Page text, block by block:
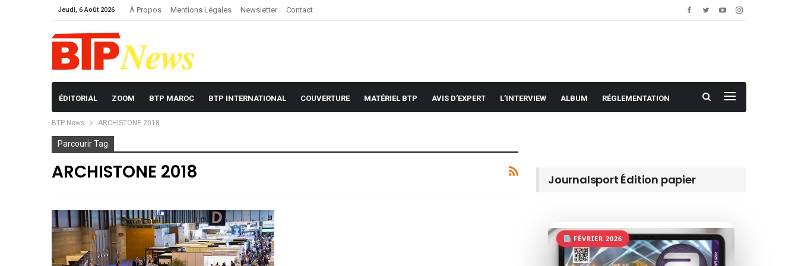
Jeudi, 6 Août 2026 À Propos Mentions Légales Newsletter Contact
ÉDITORIAL ZOOM BTP MAROC BTP INTERNATIONAL COUVERTURE MATÉRIEL BTP AVIS D’EXPERT L’INTERVIEW ALBUM RÉGLEMENTATION
BTP News ARCHISTONE 2018
Parcourir Tag
ARCHISTONE 2018 Journalsport Édition papier
FÉVRIER 2026